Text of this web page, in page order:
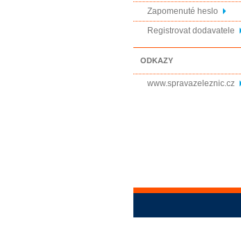
Zapomenuté heslo
Registrovat dodavatele
ODKAZY
www.spravazeleznic.cz